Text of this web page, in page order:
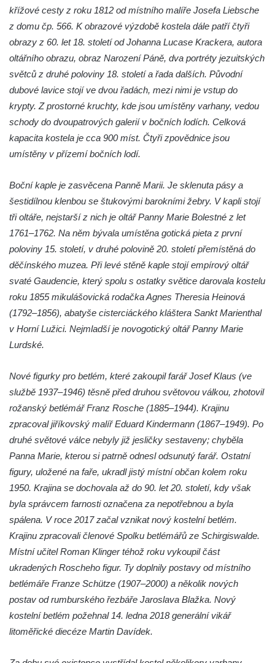
Kostel Nanebevzetí Panny Marie v Opočně
Kostel svaté Barbory v Otvicích
Všestudech
Kaple v Michalovicích
Kostel svatého Mikuláše ve Velkých
Žernosekách
Kaple svatého Urbana ve Velkých
Kaple svatého Huberta u hradiště Hrádek u
Márnice u kostel svatého Jana
Nepomuckého ve Starých Křečanech
Kostel svatého Jana Nepomuckého ve
Starých Křečanech
Kostel svatého Václava v Srbské Kamenici
Kostel Nejsvětější Trojice na hřbitově v
Chloumku v Mělníku
Kaple svatého Jana Nepomuckého na
Chloumečku v Mělníku
Hřbitovní kaple v Trávníku
Hřbitovní kaple ve Svoru
Kaple v centru Roudníčku
Kaple u domu čp. 51 v Roudníčku
Kaple v Brníkově
Kostel svatého Floriána v Podbradci
křížové cesty z roku 1812 od místního malíře Josefa Liebsche
z domu čp. 566. K obrazové výzdobě kostela dále patří čtyři
obrazy z 60. let 18. století od Johanna Lucase Krackera, autora
oltářního obrazu, obraz Narození Páně, dva portréty jezuitských
světců z druhé poloviny 18. století a řada dalších. Původní
dubové lavice stojí ve dvou řadách, mezi nimi je vstup do
krypty. Z prostorné kruchty, kde jsou umístěny varhany, vedou
schody do dvoupatrových galerií v bočních lodích. Celková
kapacita kostela je cca 900 míst. Čtyři zpovědnice jsou
umístěny v přízemí bočních lodí.
Boční kaple je zasvěcena Panně Marii. Je sklenuta pásy a
šestidílnou klenbou se štukovými barokními žebry. V kapli stojí
tři oltáře, nejstarší z nich je oltář Panny Marie Bolestné z let
1761–1762. Na něm bývala umístěna gotická pieta z první
poloviny 15. století, v druhé polovině 20. století přemístěná do
děčínského muzea. Při levé stěně kaple stojí empírový oltář
svaté Gaudencie, který spolu s ostatky světice darovala kostelu
roku 1855 mikulášovická rodačka Agnes Theresia Heinová
(1792–1856), abatyše cisterciáckého kláštera Sankt Marienthal
v Horní Lužici. Nejmladší je novogotický oltář Panny Marie
Lurdské.
Nové figurky pro betlém, které zakoupil farář Josef Klaus (ve
službě 1937–1946) těsně před druhou světovou válkou, zhotovil
rožanský betlémář Franz Rosche (1885–1944). Krajinu
zpracoval jiříkovský malíř Eduard Kindermann (1867–1949). Po
druhé světové válce nebyly již jesličky sestaveny; chyběla
Panna Marie, kterou si patrně odnesl odsunutý farář. Ostatní
figury, uložené na faře, ukradl jistý místní občan kolem roku
1950. Krajina se dochovala až do 90. let 20. století, kdy však
byla správcem farnosti označena za nepotřebnou a byla
spálena. V roce 2017 začal vznikat nový kostelní betlém.
Krajinu zpracovali členové Spolku betlémářů ze Schirgiswalde.
Místní učitel Roman Klinger téhož roku vykoupil část
ukradených Roscheho figur. Ty doplnily postavy od místního
betlémáře Franze Schütze (1907–2000) a několik nových
postav od rumburského řezbáře Jaroslava Blažka. Nový
kostelní betlém požehnal 14. ledna 2018 generální vikář
litoměřické diecéze Martin Davídek.